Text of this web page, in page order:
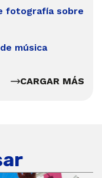
fotografía sobre
música
CARGAR MÁS